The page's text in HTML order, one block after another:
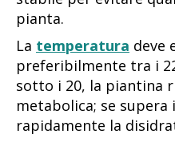
pianta.
La temperatura deve
preferibilmente tra i
sotto i 20, la piantina
metabolica; se
rapidamente la